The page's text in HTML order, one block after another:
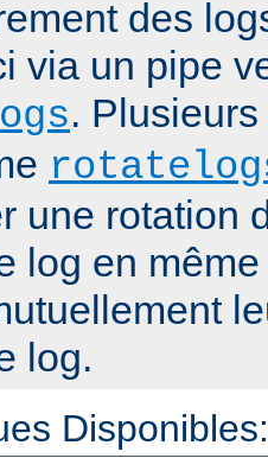
des
via un pipe
.
une rotation
log en
log.